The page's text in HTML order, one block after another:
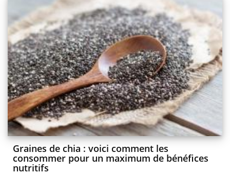
Graines de chia : voici comment les
consommer pour un maximum de bénéfices
nutritifs